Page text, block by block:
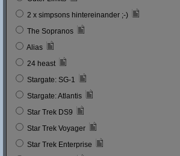
2 x simpsons hintereinander ;-)
The Sopranos
Alias
24 heast
Stargate: SG-1
Stargate: Atlantis
Star Trek DS9
Star Trek Voyager
Star Trek Enterprise